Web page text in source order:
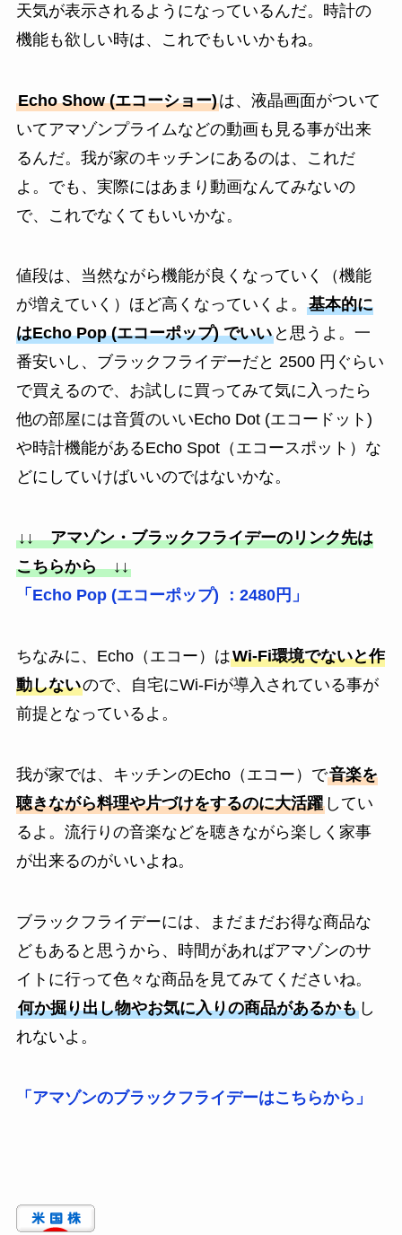
天気が表示されるようになっているんだ。時計の
機能も欲しい時は、これでもいいかもね。
Echo Show (エコーショー)は、液晶画面がついて
いてアマゾンプライムなどの動画も見る事が出来
るんだ。我が家のキッチンにあるのは、これだ
よ。でも、実際にはあまり動画なんてみないの
で、これでなくてもいいかな。
値段は、当然ながら機能が良くなっていく（機能
が増えていく）ほど高くなっていくよ。 基本的に
はEcho Pop (エコーポップ) でいいと思うよ。一
番安いし、ブラックフライデーだと 2500 円ぐらい
で買えるので、お試しに買ってみて気に入ったら
他の部屋には音質のいいEcho Dot (エコードット)
や時計機能があるEcho Spot（エコースポット）な
どにしていけばいいのではないかな。
↓↓ アマゾン・ブラックフライデーのリンク先は
こちらから ↓↓
「Echo Pop (エコーポップ) ：2480円」
ちなみに、Echo（エコー）はWi-Fi環境でないと作
動しないので、自宅にWi-Fiが導入されている事が
前提となっているよ。
我が家では、キッチンのEcho（エコー）で音楽を
聴きながら料理や片づけをするのに大活躍してい
るよ。流行りの音楽などを聴きながら楽しく家事
が出来るのがいいよね。
ブラックフライデーには、まだまだお得な商品な
どもあると思うから、時間があればアマゾンのサ
イトに行って色々な商品を見てみてくださいね。
何か掘り出し物やお気に入りの商品があるかもし
れないよ。
「アマゾンのブラックフライデーはこちらから」